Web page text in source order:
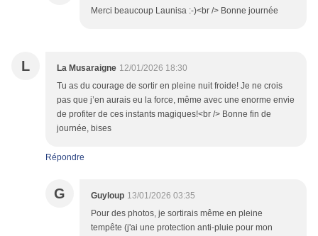
Merci beaucoup Launisa :-)<br /> Bonne journée
L La Musaraigne 12/01/2026 18:30
Tu as du courage de sortir en pleine nuit froide! Je ne crois
pas que j’en aurais eu la force, même avec une enorme envie
de profiter de ces instants magiques!<br /> Bonne fin de
journée, bises
Répondre
G Guyloup 13/01/2026 03:35
Pour des photos, je sortirais même en pleine
tempête (j'ai une protection anti-pluie pour mon